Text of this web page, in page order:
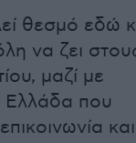
θεσμό εδώ
να ζει
μαζί με
Ελλάδα που
και